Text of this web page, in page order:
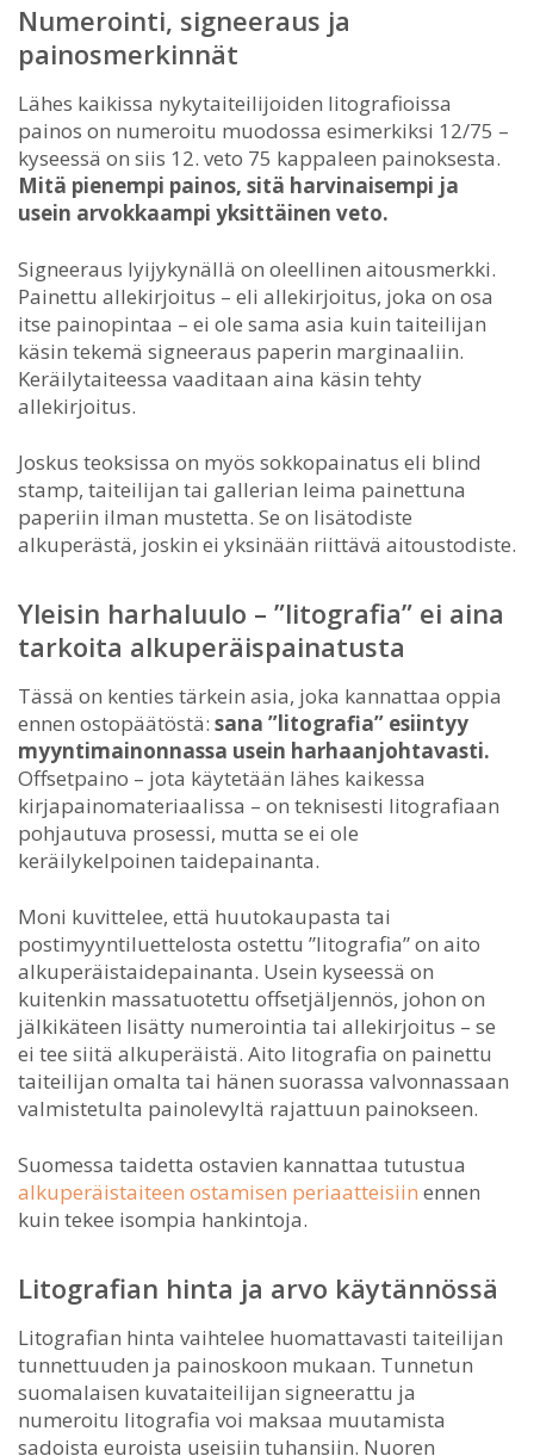
Numerointi, signeeraus ja
painosmerkinnät
Lähes kaikissa nykytaiteilijoiden litografioissa
painos on numeroitu muodossa esimerkiksi 12/75 –
kyseessä on siis 12. veto 75 kappaleen painoksesta.
Mitä pienempi painos, sitä harvinaisempi ja
usein arvokkaampi yksittäinen veto.
Signeeraus lyijykynällä on oleellinen aitousmerkki.
Painettu allekirjoitus – eli allekirjoitus, joka on osa
itse painopintaa – ei ole sama asia kuin taiteilijan
käsin tekemä signeeraus paperin marginaaliin.
Keräilytaiteessa vaaditaan aina käsin tehty
allekirjoitus.
Joskus teoksissa on myös sokkopainatus eli blind
stamp, taiteilijan tai gallerian leima painettuna
paperiin ilman mustetta. Se on lisätodiste
alkuperästä, joskin ei yksinään riittävä aitoustodiste.
Yleisin harhaluulo – ”litografia” ei aina
tarkoita alkuperäispainatusta
Tässä on kenties tärkein asia, joka kannattaa oppia
ennen ostopäätöstä: sana ”litografia” esiintyy
myyntimainonnassa usein harhaanjohtavasti.
Offsetpaino – jota käytetään lähes kaikessa
kirjapainomateriaalissa – on teknisesti litografiaan
pohjautuva prosessi, mutta se ei ole
keräilykelpoinen taidepainanta.
Moni kuvittelee, että huutokaupasta tai
postimyyntiluettelosta ostettu ”litografia” on aito
alkuperäistaidepainanta. Usein kyseessä on
kuitenkin massatuotettu offsetjäljennös, johon on
jälkikäteen lisätty numerointia tai allekirjoitus – se
ei tee siitä alkuperäistä. Aito litografia on painettu
taiteilijan omalta tai hänen suorassa valvonnassaan
valmistetulta painolevyltä rajattuun painokseen.
Suomessa taidetta ostavien kannattaa tutustua
alkuperäistaiteen ostamisen periaatteisiin ennen
kuin tekee isompia hankintoja.
Litografian hinta ja arvo käytännössä
Litografian hinta vaihtelee huomattavasti taiteilijan
tunnettuuden ja painoskoon mukaan. Tunnetun
suomalaisen kuvataiteilijan signeerattu ja
numeroitu litografia voi maksaa muutamista
sadoista euroista useisiin tuhansiin. Nuoren